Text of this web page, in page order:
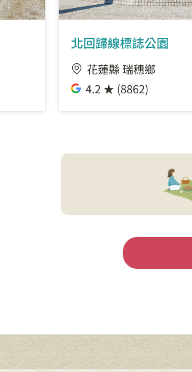
北回歸線標誌公園
花蓮縣 瑞穗鄉
4.2 ★ (8862)